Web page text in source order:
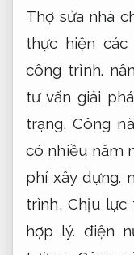
Thợ sửa nhà
thực hiện các
công trình.
tư vấn giải
trạng. Công
có nhiều năm
phí xây dựng.
trình,Chịu lực
hợp lý. điện